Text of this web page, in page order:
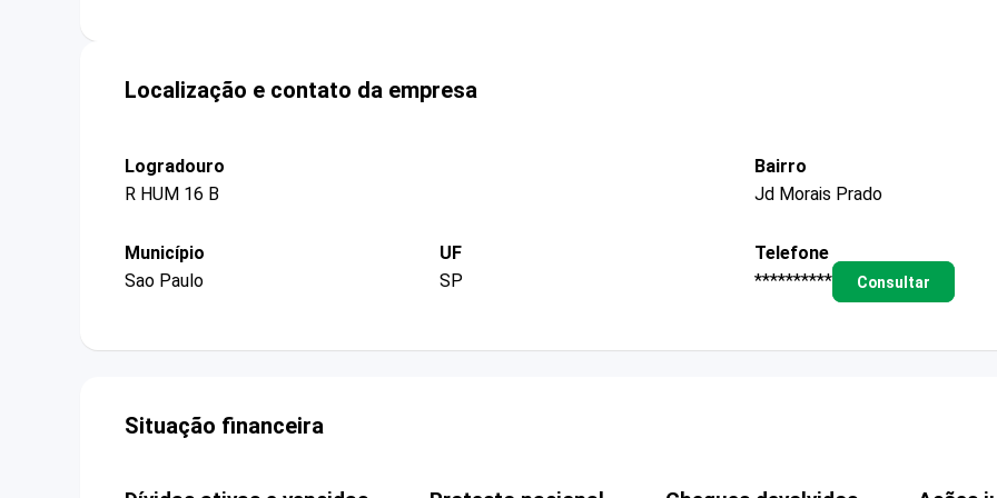
Localização e contato da empresa
Logradouro
R HUM 16 B
Bairro
Jd Morais Prado
Município
Sao Paulo
UF
SP
Telefone
**********
Consultar
Situação financeira